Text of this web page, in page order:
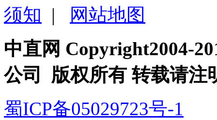
须知 |
网站地图
中直网 Copyright2004-
公司 版权所有 转载请注
蜀ICP备05029723号-1